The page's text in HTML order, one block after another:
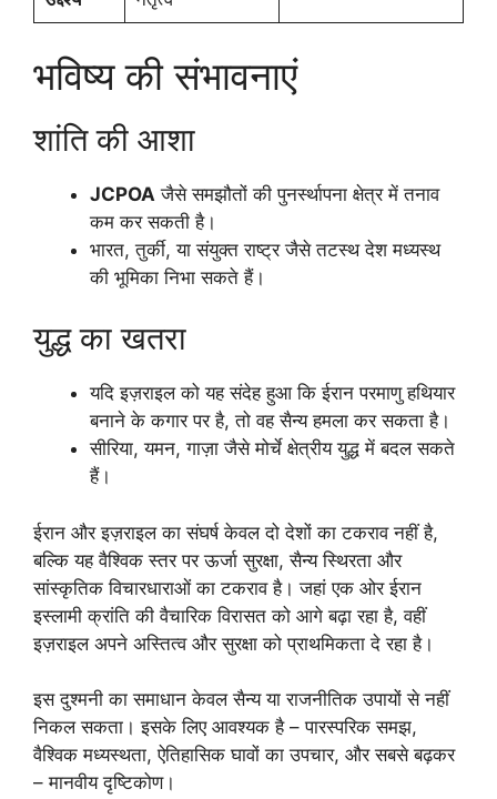
भविष्य की संभावनाएं
शांति की आशा
JCPOA जैसे समझौतों की पुनर्स्थापना क्षेत्र में तनाव
कम कर सकती है।
भारत, तुर्की, या संयुक्त राष्ट्र जैसे तटस्थ देश मध्यस्थ
की भूमिका निभा सकते हैं।
युद्ध का खतरा
यदि इज़राइल को यह संदेह हुआ कि ईरान परमाणु हथियार
बनाने के कगार पर है, तो वह सैन्य हमला कर सकता है।
सीरिया, यमन, गाज़ा जैसे मोर्चे क्षेत्रीय युद्ध में बदल सकते
हैं।
ईरान और इज़राइल का संघर्ष केवल दो देशों का टकराव नहीं है,
बल्कि यह वैश्विक स्तर पर ऊर्जा सुरक्षा, सैन्य स्थिरता और
सांस्कृतिक विचारधाराओं का टकराव है। जहां एक ओर ईरान
इस्लामी क्रांति की वैचारिक विरासत को आगे बढ़ा रहा है, वहीं
इज़राइल अपने अस्तित्व और सुरक्षा को प्राथमिकता दे रहा है।
इस दुश्मनी का समाधान केवल सैन्य या राजनीतिक उपायों से नहीं
निकल सकता। इसके लिए आवश्यक है – पारस्परिक समझ,
वैश्विक मध्यस्थता, ऐतिहासिक घावों का उपचार, और सबसे बढ़कर
– मानवीय दृष्टिकोण।